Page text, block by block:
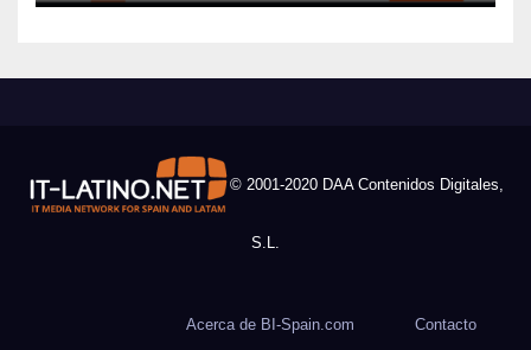
© 2001-2020 DAA Contenidos Digitales,
S.L.
Acerca de BI-Spain.com Contacto